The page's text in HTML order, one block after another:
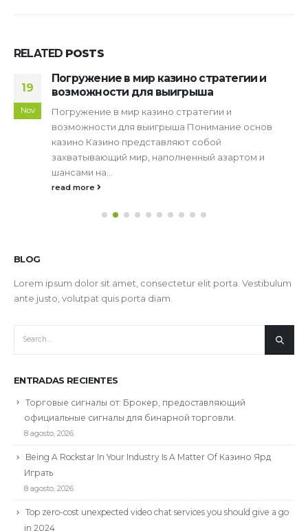
RELATED POSTS
19
Nov
Погружение в мир казино стратегии и
возможности для выигрыша
Погружение в мир казино стратегии и
возможности для выигрыша Понимание основ
казино Казино представляют собой
захватывающий мир, наполненный азартом и
шансами на...
read more
BLOG
Lorem ipsum dolor sit amet, consectetur elit porta. Vestibulum
ante justo, volutpat quis porta diam.
ENTRADAS RECIENTES
Торговые сигналы от: Брокер, предоставляющий
официальные сигналы для бинарной торговли.
8 agosto, 2026
Being A Rockstar In Your Industry Is A Matter Of Казино Ярд
Играть
8 agosto, 2026
Top zero-cost unexpected video chat services you should give a go
in 2024